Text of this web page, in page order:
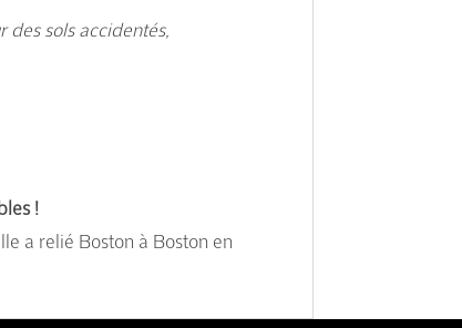
des sols accidentés,
!
a relié Boston à Boston en